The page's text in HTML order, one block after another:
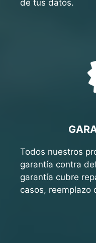
de tus datos.
Todos nuestros
garantía contra
garantía cubre
casos, reemplazo